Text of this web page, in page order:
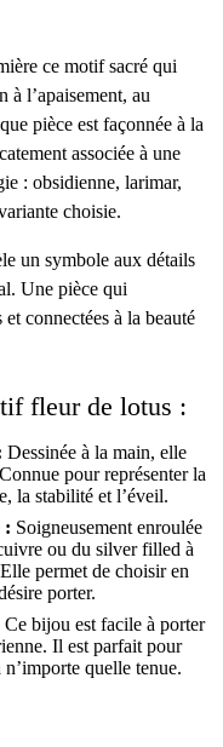
ce motif sacré qui
à l’apaisement, au
pièce est façonnée à la
associée à une
: obsidienne, larimar,
choisie.
un symbole aux détails
Une pièce qui
connectées à la beauté
fleur de lotus :
Dessinée à la main, elle
pour représenter la
la stabilité et l’éveil.
: Soigneusement enroulée
ou du silver filled à
permet de choisir en
porter.
Ce bijou est facile à porter
Il est parfait pour
quelle tenue.